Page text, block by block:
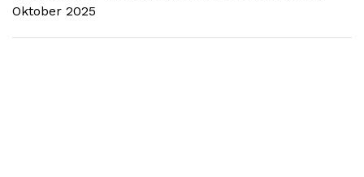
Oktober 2025